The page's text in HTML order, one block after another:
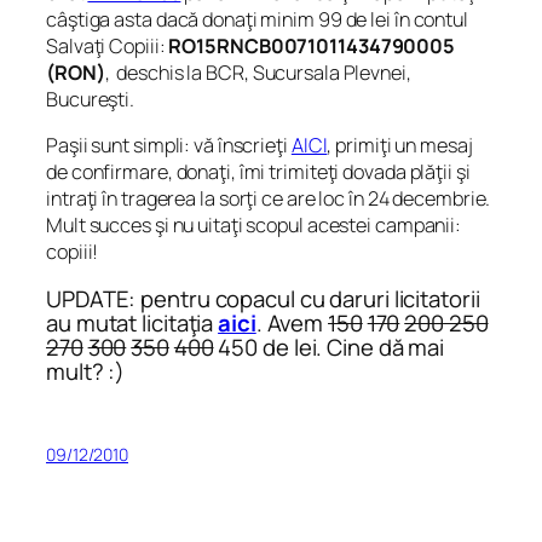
câştiga asta dacă donaţi minim 99 de lei în contul
Salvaţi Copiii: RO15RNCB0071011434790005
(RON), deschis la BCR, Sucursala Plevnei,
Bucureşti.
Paşii sunt simpli: vă înscrieţiAICI, primiţi un mesaj
de confirmare, donaţi, îmi trimiteţi dovada plăţii şi
intraţi în tragerea la sorţi ce are loc în 24 decembrie.
Mult succes şi nu uitaţi scopul acestei campanii:
copiii!
UPDATE: pentru copacul cu daruri licitatorii
au mutat licitaţiaaici. Avem150170200250
270300350400450 de lei. Cine dă mai
mult? :)
09/12/2010